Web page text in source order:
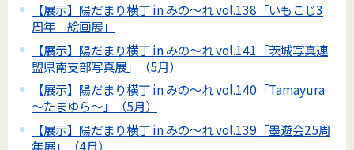
【展示】陽だまり横丁 in みの～れ vol.138「いもこじ3
周年 絵画展」
【展示】陽だまり横丁 in みの～れ vol.141「茨城写真連
盟県南支部写真展」（5月）
【展示】陽だまり横丁 in みの～れ vol.140「Tamayura
～たまゆら～」（5月）
【展示】陽だまり横丁 in みの～れ vol.139「墨遊会25周
年展」（4月）